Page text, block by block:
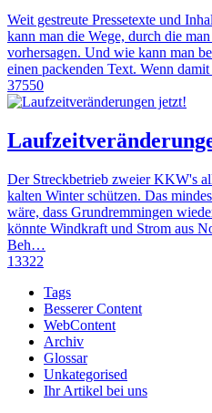
Weit gestreute Pressetexte und
kann man die Wege, durch die
vorhersagen. Und wie kann man
einen packenden Text. Wenn
37550
Der Streckbetrieb zweier KKW's
kalten Winter schützen. Das
wäre, dass Grundremmingen
könnte Windkraft und Strom aus
Beh…
13322
Tags
Besserer Content
WebContent
Archiv
Glossar
Unkategorised
Ihr Artikel bei uns